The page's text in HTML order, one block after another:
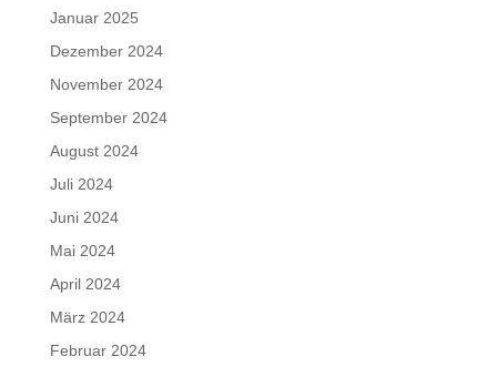
Januar 2025
Dezember 2024
November 2024
September 2024
August 2024
Juli 2024
Juni 2024
Mai 2024
April 2024
März 2024
Februar 2024